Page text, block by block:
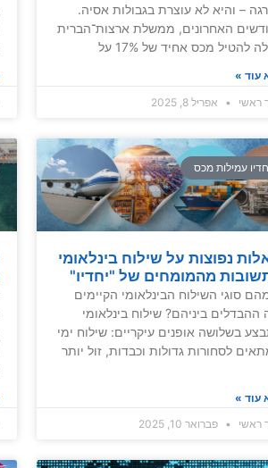
– והיא לא עוצרת בגבולות אסיה.
האחרונים, ממשלת ארצות־הברית
להטיל מכס אחיד של 17% על
עוד »
ראשי
אפריל 8, 2025
עמילות מכס
נפוצות על שילוח בינלאומי
מהמומחים של "יחדיו"
מהם סוגי השילוח הבינלאומי הקיימים
ההבדלים ביניהם? שילוח בינלאומי
בשלושה אופנים עיקריים: שילוח ימי
לסחורות גדולות וכבדות, זול יותר
עוד »
ראשי
פברואר 10, 2025